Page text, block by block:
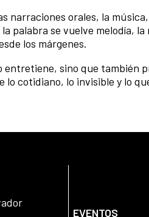
narraciones orales, la
palabra se vuelve melodía, la
los márgenes.
sino que también
cotidiano, lo invisible y lo
EVENTOS